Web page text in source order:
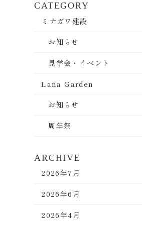
CATEGORY
ミナガワ建設
お知らせ
見学会・イベント
Lana Garden
お知らせ
周年祭
ARCHIVE
2026年7月
2026年6月
2026年4月